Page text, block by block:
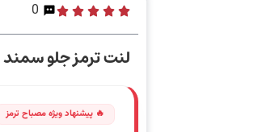
0
لنت ترمز جلو سمند